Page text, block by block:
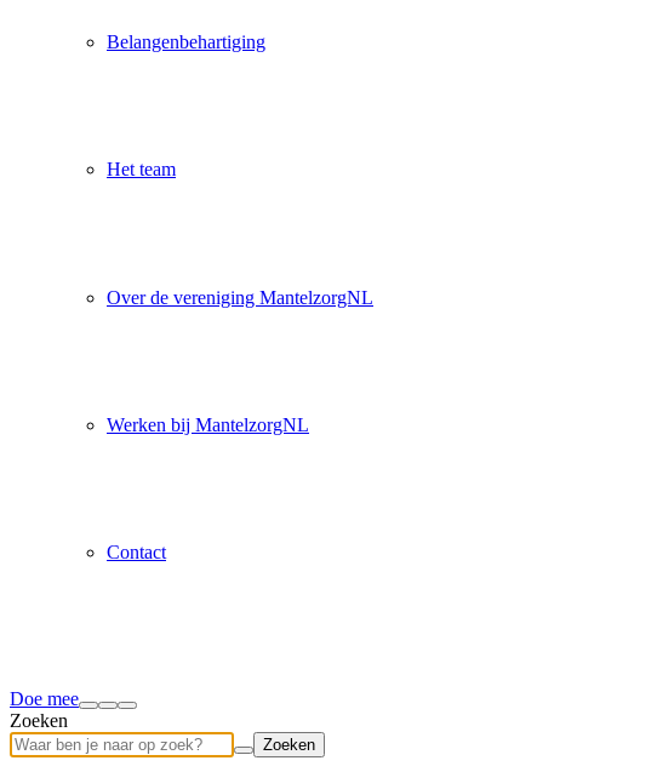
Belangenbehartiging
Het team
Over de vereniging MantelzorgNL
Werken bij MantelzorgNL
Contact
Doe mee
Zoeken
Zoeken